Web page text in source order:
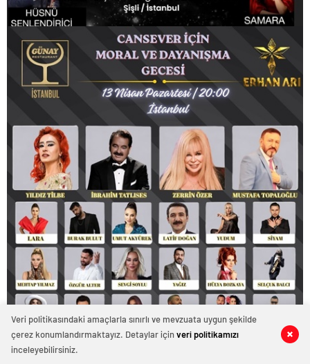
0 0
0 0
0 0
Veri politikasındaki amaçlarla sınırlı ve mevzuata uygun şekilde
çerez konumlandırmaktayız. Detaylar içinveri politikamızı
inceleyebilirsiniz.